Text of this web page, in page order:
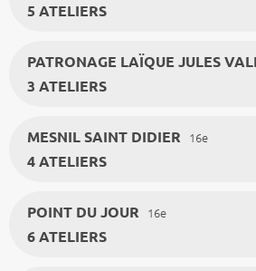
5 ATELIERS
PATRONAGE LAÏQUE JULES
3 ATELIERS
MESNIL SAINT DIDIER 16e
4 ATELIERS
POINT DU JOUR 16e
6 ATELIERS